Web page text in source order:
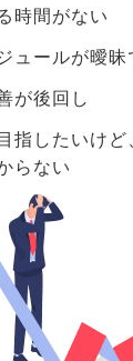
時間がない
ュールが曖昧
が後回し
指したいけ
らない